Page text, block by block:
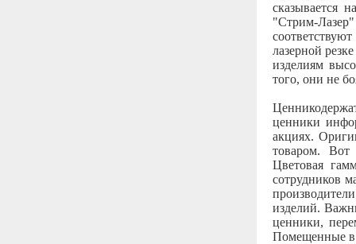
сказывается
"Стрим-
лазерной
изделиям
того, они не
ценники
акциях.
товаром.
Цветовая
сотрудников
изделий.
ценники,
Помещенные в